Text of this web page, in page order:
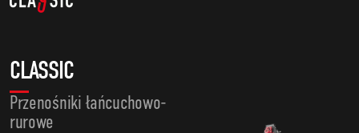
CLASSIC
Przenośniki łańcuchowo-
rurowe